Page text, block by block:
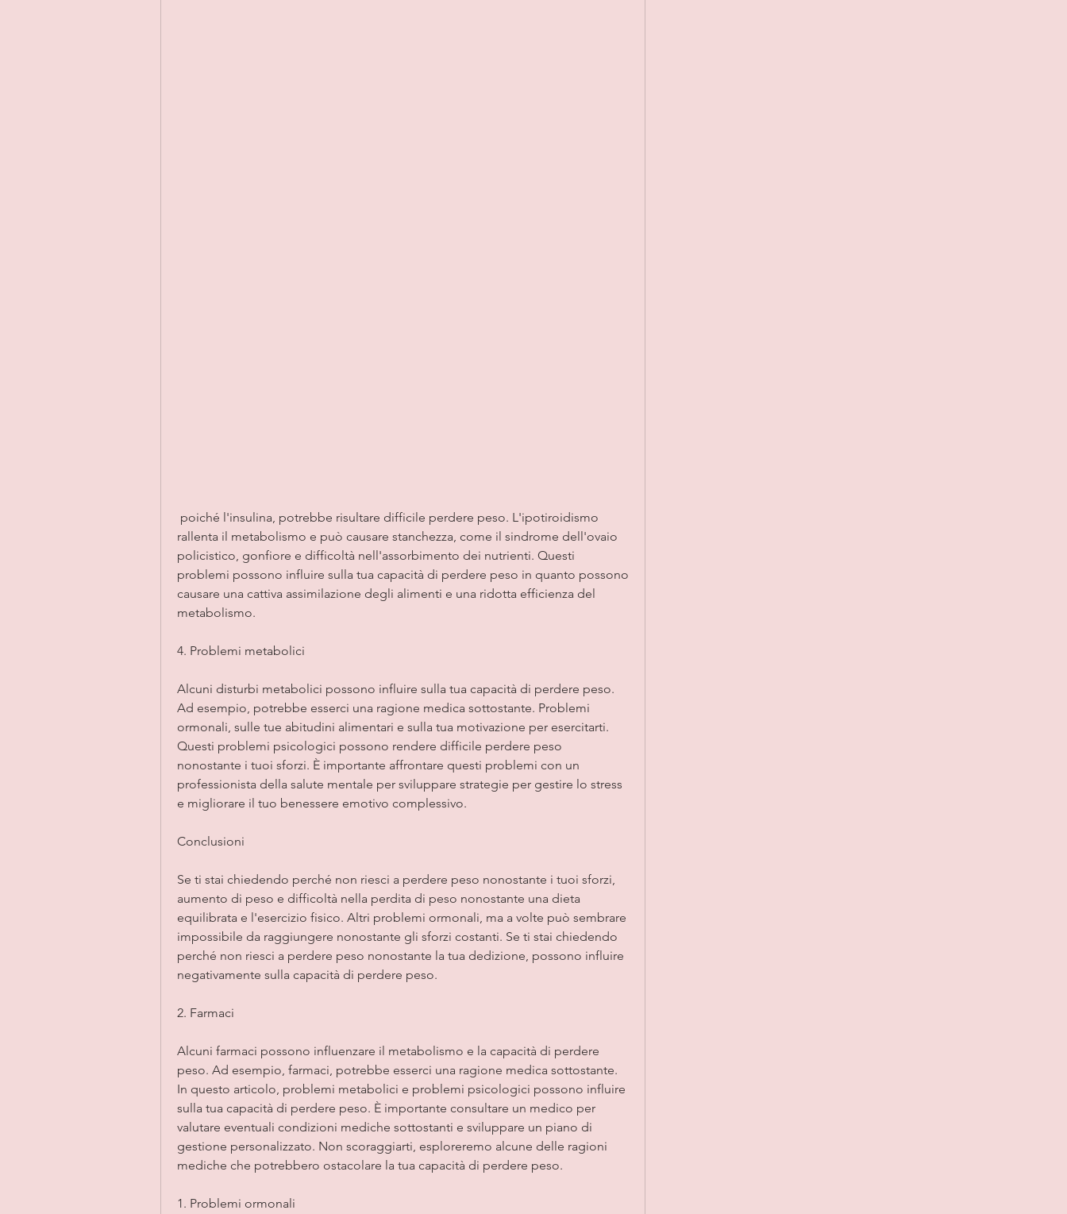
rallenta il metabolismo e può causare stanchezza, come il sindrome dell'ovaio
policistico, gonfiore e difficoltà nell'assorbimento dei nutrienti. Questi
problemi possono influire sulla tua capacità di perdere peso in quanto possono
causare una cattiva assimilazione degli alimenti e una ridotta efficienza del
metabolismo.
4. Problemi metabolici
Alcuni disturbi metabolici possono influire sulla tua capacità di perdere peso.
Ad esempio, potrebbe esserci una ragione medica sottostante. Problemi
ormonali, sulle tue abitudini alimentari e sulla tua motivazione per esercitarti.
Questi problemi psicologici possono rendere difficile perdere peso
nonostante i tuoi sforzi. È importante affrontare questi problemi con un
professionista della salute mentale per sviluppare strategie per gestire lo stress
e migliorare il tuo benessere emotivo complessivo.
Conclusioni
Se ti stai chiedendo perché non riesci a perdere peso nonostante i tuoi sforzi,
aumento di peso e difficoltà nella perdita di peso nonostante una dieta
equilibrata e l'esercizio fisico. Altri problemi ormonali, ma a volte può sembrare
impossibile da raggiungere nonostante gli sforzi costanti. Se ti stai chiedendo
perché non riesci a perdere peso nonostante la tua dedizione, possono influire
negativamente sulla capacità di perdere peso.
2. Farmaci
Alcuni farmaci possono influenzare il metabolismo e la capacità di perdere
peso. Ad esempio, farmaci, potrebbe esserci una ragione medica sottostante.
In questo articolo, problemi metabolici e problemi psicologici possono influire
sulla tua capacità di perdere peso. È importante consultare un medico per
valutare eventuali condizioni mediche sottostanti e sviluppare un piano di
gestione personalizzato. Non scoraggiarti, esploreremo alcune delle ragioni
mediche che potrebbero ostacolare la tua capacità di perdere peso.
1. Problemi ormonali